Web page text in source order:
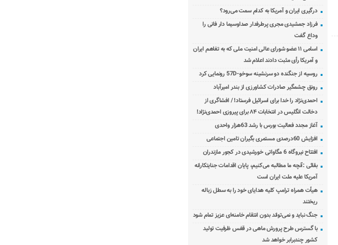
درگیری ایران و آمریکا به کدام سمت می‌رود؟
فرزاد جمشیدی مجری پرطرفدار صداوسیما دار فانی را
وداع گفت
اسامی ۱۱ عضو شورای عالی امنیت ملی که به تفاهم ایران
و آمریکا رأی مثبت دادند اعلام شد
روسیه از جنگنده دو سرنشینه سوخو-57D رونمایی کرد
رونق چشمگیر صادرات کشاورزی از بندر امیرآباد
احمدی‌نژاد را خدا برای اسرائیل فرستاد! / افشاگری از
دخالت انگلیس در انتخابات ۸۴ برای پیروزی احمدی‌نژاد!
آغاز مجدد فعالیت بورس با رشد 63هزار واحدی
افزایش 60درصدی مستمری بگیران تامین اجتماعی
افتتاح نیروگاه 6 مگاواتی خورشیدی در کجور مازندران
بقائی :آنچه ما مطالبه می‌کنیم، پایان اقدامات جنایتکارانه
آمریکا علیه ملت ایران است
هیأت همراه ترامپ کلیه هدایای خود را به سطل زباله
ریختند
جنگ نباید و نمی‌تواند بدون انتقام خامنه‌ای عزیز تمام شود
با گسترس طرح پرورش ماهی در قفس ظرفیت تولید
کشور چندبرابر خواهد شد